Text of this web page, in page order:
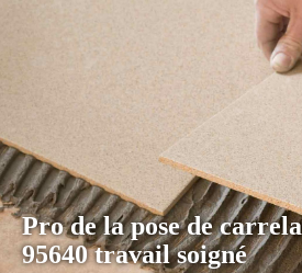
Pro de la pose de
95640 travail soigné